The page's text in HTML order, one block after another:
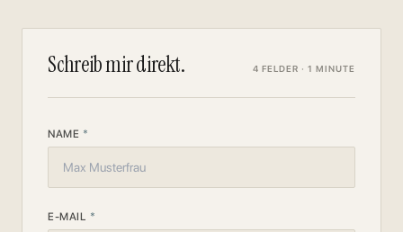
Schreib mir direkt. 4 FELDER · 1 MINUTE
NAME *
E-MAIL *